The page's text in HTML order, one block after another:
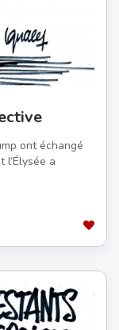
ont échangé
a